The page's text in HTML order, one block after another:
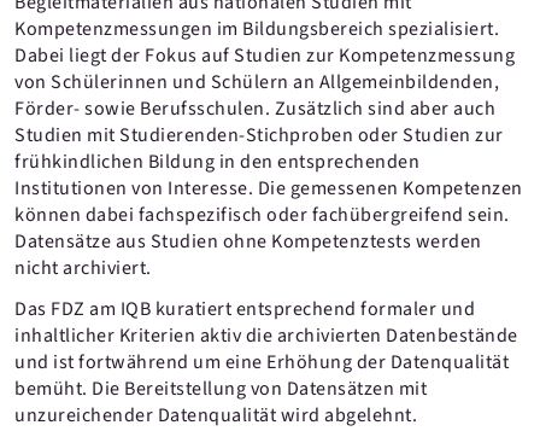
Kompetenzmessungen im Bildungsbereich spezialisiert.
Dabei liegt der Fokus auf Studien zur Kompetenzmessung
von Schülerinnen und Schülern an Allgemeinbildenden,
Förder- sowie Berufsschulen. Zusätzlich sind aber auch
Studien mit Studierenden-Stichproben oder Studien zur
frühkindlichen Bildung in den entsprechenden
Institutionen von Interesse. Die gemessenen Kompetenzen
können dabei fachspezifisch oder fachübergreifend sein.
Datensätze aus Studien ohne Kompetenztests werden
nicht archiviert.
Das FDZ am IQB kuratiert entsprechend formaler und
inhaltlicher Kriterien aktiv die archivierten Datenbestände
und ist fortwährend um eine Erhöhung der Datenqualität
bemüht. Die Bereitstellung von Datensätzen mit
unzureichender Datenqualität wird abgelehnt.